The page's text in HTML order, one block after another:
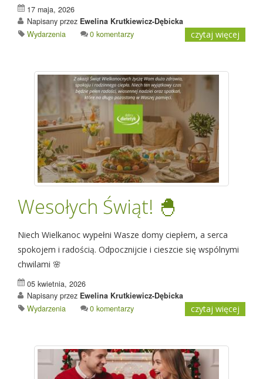
17 maja, 2026
Napisany przez Ewelina Krutkiewicz-Dębicka
Wydarzenia
0 komentarzy czytaj więcej
Wesołych Świąt! 🐣
Niech Wielkanoc wypełni Wasze domy ciepłem, a serca
spokojem i radością. Odpocznijcie i cieszcie się wspólnymi
chwilami 🌸
05 kwietnia, 2026
Napisany przez Ewelina Krutkiewicz-Dębicka
Wydarzenia
0 komentarzy czytaj więcej